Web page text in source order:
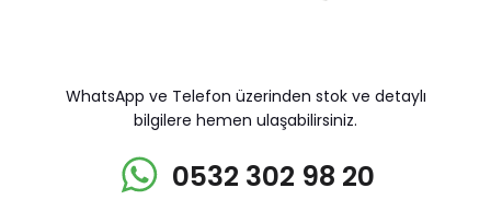
WhatsApp ve Telefon üzerinden stok ve detaylı
bilgilere hemen ulaşabilirsiniz.
0532 302 98 20